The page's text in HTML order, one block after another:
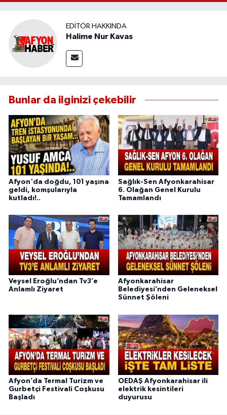
EDITÖR HAKKINDA
Halime Nur Kavas
Bunlar da ilginizi çekebilir
Afyon'da doğdu, 101 yaşına
geldi, komşularıyla
kutladı!..
Sağlık-Sen Afyonkarahisar
6. Olağan Genel Kurulu
Tamamlandı
Veysel Eroğlu’ndan Tv3’e
Anlamlı Ziyaret
Afyonkarahisar
Belediyesi’nden Geleneksel
Sünnet Şöleni
Afyon’da Termal Turizm ve
Gurbetçi Festivali Coşkusu
Başladı
OEDAŞ Afyonkarahisar ili
elektrik kesintileri
duyurusu